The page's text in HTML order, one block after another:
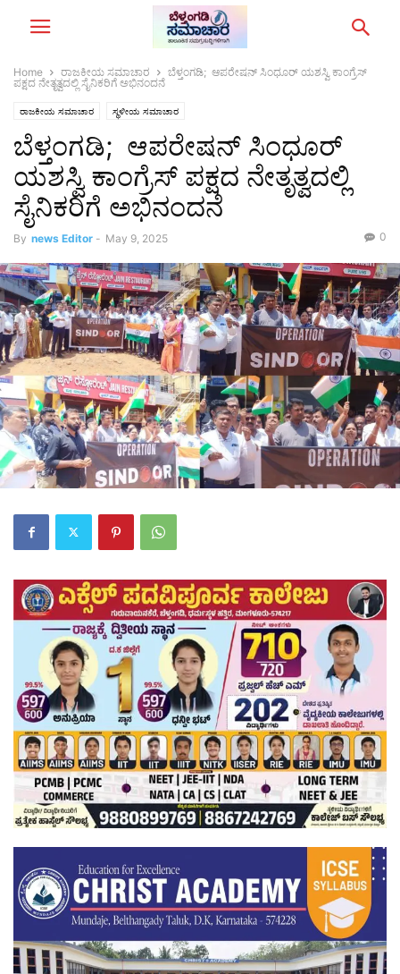
Home ರಾಜಕೀಯ ಸಮಾಚಾರ
ಬೆಳ್ತಂಗಡಿ; ಆಪರೇಷನ್ ಸಿಂಧೂರ್ ಯಶಸ್ವಿ ಕಾಂಗ್ರೆಸ್
ಪಕ್ಷದ ನೇತೃತ್ವದಲ್ಲಿ ಸೈನಿಕರಿಗೆ ಅಭಿನಂದನೆ
ರಾಜಕೀಯ ಸಮಾಚಾರ ಸ್ಥಳೀಯ ಸಮಾಚಾರ
ಬೆಳ್ತಂಗಡಿ; ಆಪರೇಷನ್ ಸಿಂಧೂರ್
ಯಶಸ್ವಿ ಕಾಂಗ್ರೆಸ್ ಪಕ್ಷದ ನೇತೃತ್ವದಲ್ಲಿ
ಸೈನಿಕರಿಗೆ ಅಭಿನಂದನೆ
By news Editor - May 9, 2025 0